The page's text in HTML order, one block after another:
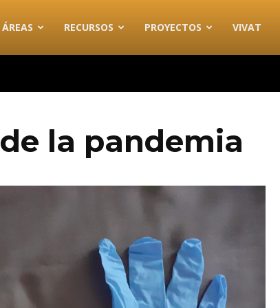
ÁREAS RECURSOS PROYECTOS VIVAT
la pandemia